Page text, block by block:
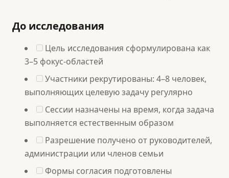
До исследования
Цель исследования сформулирована как
3–5 фокус-областей
Участники рекрутированы: 4–8 человек,
выполняющих целевую задачу регулярно
Сессии назначены на время, когда задача
выполняется естественным образом
Разрешение получено от руководителей,
администрации или членов семьи
Формы согласия подготовлены